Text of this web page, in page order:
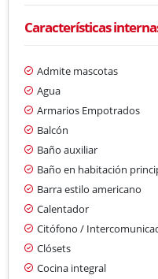
Características
Admite mascotas
Agua
Armarios Empotrados
Balcón
Baño auxiliar
Baño en habitación
Barra estilo americano
Calentador
Citófono /
Clósets
Cocina integral